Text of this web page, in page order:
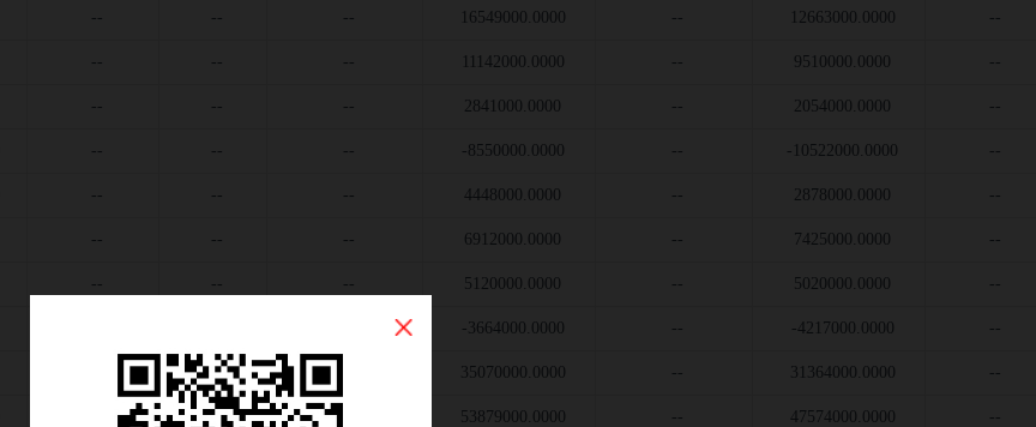
-- -- -- 16549000.0000 -- 12663000.0000 --
-- -- -- 11142000.0000 -- 9510000.0000 --
-- -- -- 2841000.0000 -- 2054000.0000 --
-- -- -- -8550000.0000 -- -10522000.0000 --
-- -- -- 4448000.0000 -- 2878000.0000 --
-- -- -- 6912000.0000 -- 7425000.0000 --
-- -- -- 5120000.0000 -- 5020000.0000 --
-3664000.0000 -- -4217000.0000 --
-- 35070000.0000 -- 31364000.0000 --
-- 53879000.0000 -- 47574000.0000 --